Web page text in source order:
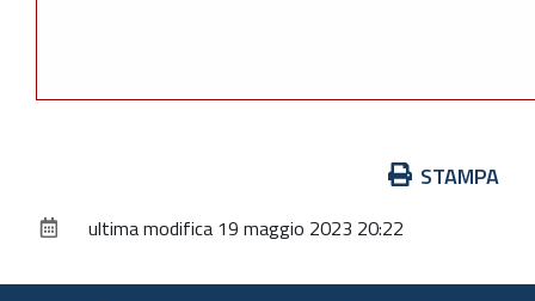
documento
STAMPA
ultima modifica 19 maggio 2023 20:22